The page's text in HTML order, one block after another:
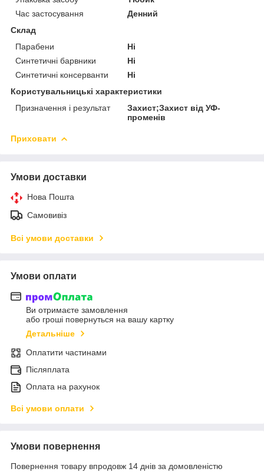
Час застосування
Денний
Склад
Парабени
Ні
Синтетичні барвники
Ні
Синтетичні консерванти
Ні
Користувальницькі характеристики
Призначення і результат
Захист;Захист від УФ-
променів
Приховати
Умови доставки
Нова Пошта
Самовивіз
Всі умови доставки
Умови оплати
Ви отримаєте замовлення
або гроші повернуться на вашу картку
Детальніше
Оплатити частинами
Післяплата
Оплата на рахунок
Всі умови оплати
Умови повернення
Повернення товару впродовж 14 днів за домовленістю